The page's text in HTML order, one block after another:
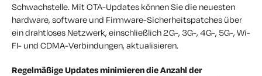
Schwachstelle. Mit OTA-Updates können Sie die neuesten
hardware, software und Firmware-Sicherheitspatches über
ein drahtloses Netzwerk, einschließlich 2G-, 3G-, 4G-, 5G-, Wi-
FI- und CDMA-Verbindungen, aktualisieren.
Regelmäßige Updates minimieren die Anzahl der